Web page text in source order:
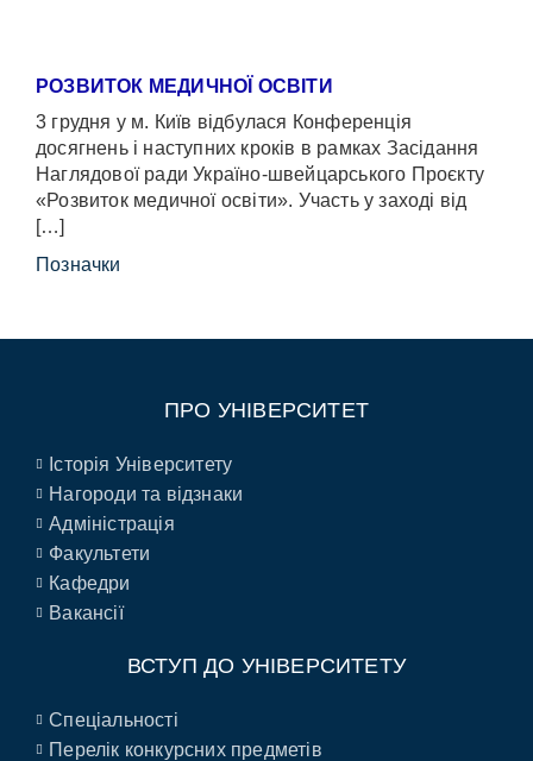
РОЗВИТОК МЕДИЧНОЇ ОСВІТИ
3 грудня у м. Київ відбулася Конференція
досягнень і наступних кроків в рамках Засідання
Наглядової ради Україно-швейцарського Проєкту
«Розвиток медичної освіти». Участь у заході від
[…]
Позначки
ПРО УНІВЕРСИТЕТ
Історія Університету
Нагороди та відзнаки
Адміністрація
Факультети
Кафедри
Вакансії
ВСТУП ДО УНІВЕРСИТЕТУ
Спеціальності
Перелік конкурсних предметів